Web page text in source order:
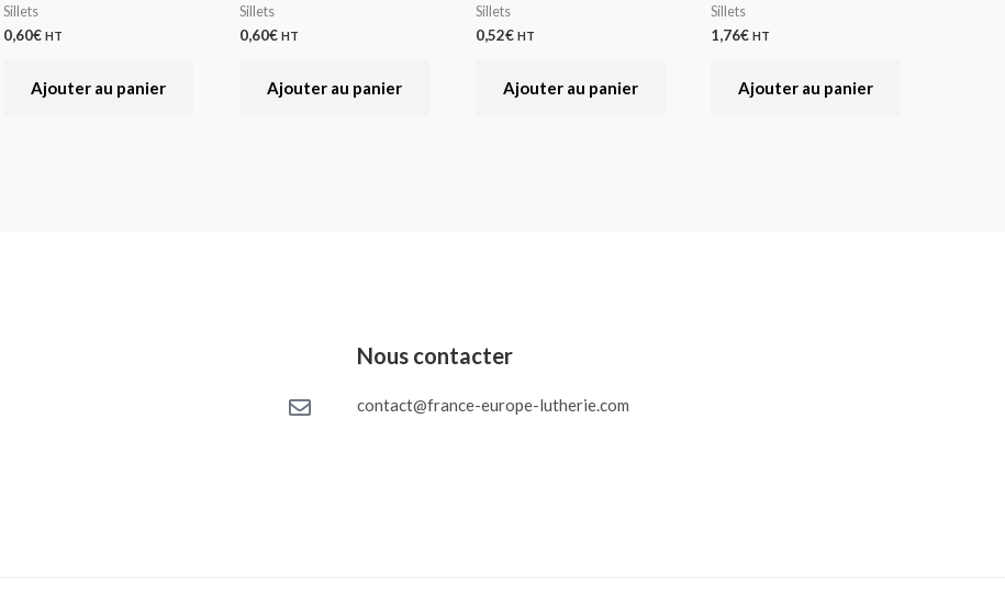
Sillets
0,60€ HT
Ajouter au panier
Sillets
0,60€ HT
Ajouter au panier
Sillets
0,52€ HT
Ajouter au panier
Sillets
1,76€ HT
Ajouter au panier
Nous contacter
contact@france-europe-lutherie.com